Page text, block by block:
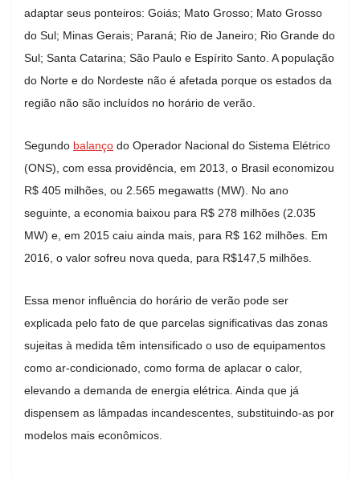
adaptar seus ponteiros: Goiás; Mato Grosso; Mato Grosso
do Sul; Minas Gerais; Paraná; Rio de Janeiro; Rio Grande do
Sul; Santa Catarina; São Paulo e Espírito Santo. A população
do Norte e do Nordeste não é afetada porque os estados da
região não são incluídos no horário de verão.
Segundo balanço do Operador Nacional do Sistema Elétrico
(ONS), com essa providência, em 2013, o Brasil economizou
R$ 405 milhões, ou 2.565 megawatts (MW). No ano
seguinte, a economia baixou para R$ 278 milhões (2.035
MW) e, em 2015 caiu ainda mais, para R$ 162 milhões. Em
2016, o valor sofreu nova queda, para R$147,5 milhões.
Essa menor influência do horário de verão pode ser
explicada pelo fato de que parcelas significativas das zonas
sujeitas à medida têm intensificado o uso de equipamentos
como ar-condicionado, como forma de aplacar o calor,
elevando a demanda de energia elétrica. Ainda que já
dispensem as lâmpadas incandescentes, substituindo-as por
modelos mais econômicos.